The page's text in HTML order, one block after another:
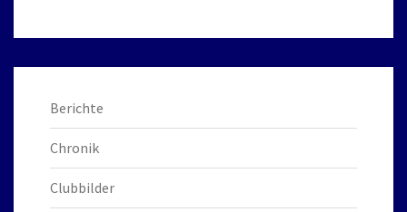
Berichte
Chronik
Clubbilder